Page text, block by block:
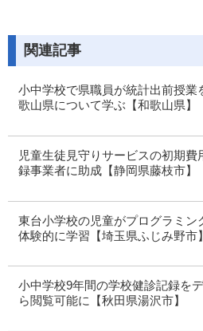
関連記事
小中学校で県職員が統計出前授
歌山県について学ぶ【和歌山県】
児童生徒見守りサービスの初期
録事業者に助成【静岡県藤枝市】
東台小学校の児童がプログラミ
体験的に学習【埼玉県ふじみ野市】
小中学校9年間の学校健診記録を
ら閲覧可能に【秋田県湯沢市】